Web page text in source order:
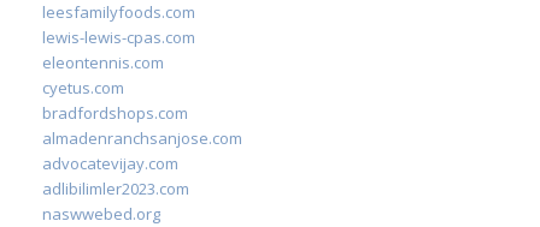
leesfamilyfoods.com
lewis-lewis-cpas.com
eleontennis.com
cyetus.com
bradfordshops.com
almadenranchsanjose.com
advocatevijay.com
adlibilimler2023.com
naswwebed.org